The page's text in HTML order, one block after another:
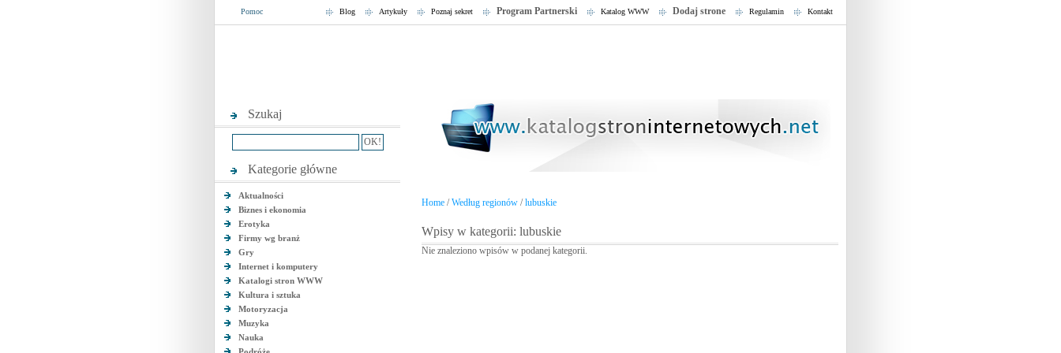
Pomoc Kontakt
Regulamin
Dodaj strone
Katalog WWW
Program Partnerski
Poznaj sekret
Artykuły
Blog
Szukaj
Kategorie główne
Aktualności
Biznes i ekonomia
Erotyka
Firmy wg branż
Gry
Internet i komputery
Katalogi stron WWW
Kultura i sztuka
Motoryzacja
Muzyka
Nauka
Home /Według regionów /lubuskie
Wpisy w kategorii: lubuskie
Nie znaleziono wpisów w podanej kategorii.